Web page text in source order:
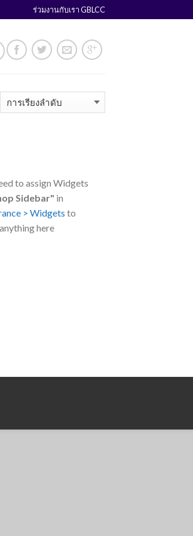
ร่วมงานกับเรา GBLCC
to assign Widgets
Sidebar" in
> Widgets to
here